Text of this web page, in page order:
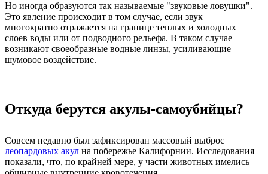
Но иногда образуются так называемые "звуковые ловушки".
Это явление происходит в том случае, если звук
многократно отражается на границе теплых и холодных
слоев воды или от подводного рельефа. В таком случае
возникают своеобразные водные линзы, усиливающие
шумовое воздействие.
Откуда берутся акулы-самоубийцы?
Совсем недавно был зафиксирован массовый выброс
леопардовых акул на побережье Калифорнии. Исследования
показали, что, по крайней мере, у части животных имелись